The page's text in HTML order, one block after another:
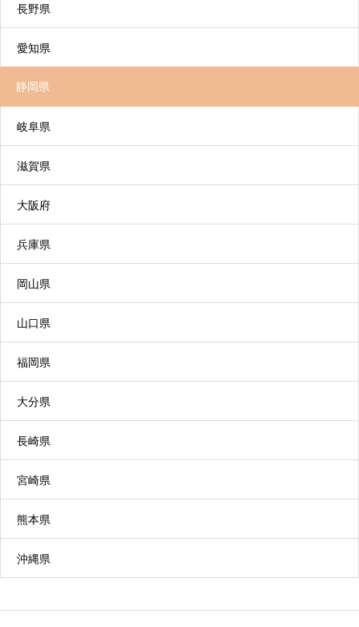
長野県
愛知県
静岡県
岐阜県
滋賀県
大阪府
兵庫県
岡山県
山口県
福岡県
大分県
長崎県
宮崎県
熊本県
沖縄県